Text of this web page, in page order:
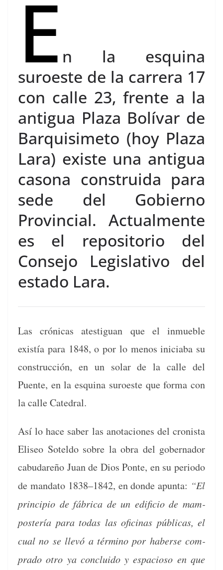
o
k
E n la esquina
suroeste de la carrera 17
con calle 23, frente a la
antigua Plaza Bolívar de
Barquisimeto (hoy Plaza
Lara) existe una antigua
casona construida para
sede del Gobierno
Provincial. Actualmente
es el repositorio del
Consejo Legislativo del
estado Lara.
Las cróni­cas ates­tiguan que el inmue­ble
existía para 1848, o por lo menos ini­cia­ba su
con­struc­ción, en un solar de la calle del
Puente, en la esquina suroeste que for­ma con
la calle Catedral.
Así lo hace saber las ano­ta­ciones del cro­nista
Eliseo Sotel­do sobre la obra del gob­er­nador
cabu­dareño Juan de Dios Ponte, en su peri­o­do
de manda­to 1838–1842, en donde apun­ta: “El
prin­ci­pio de fábri­ca de un edi­fi­cio de mam­
postería para todas las ofic­i­nas públi­cas, el
cual no se llevó a tér­mi­no por haberse com­
pra­do otro ya con­clu­i­do y espa­cioso en que